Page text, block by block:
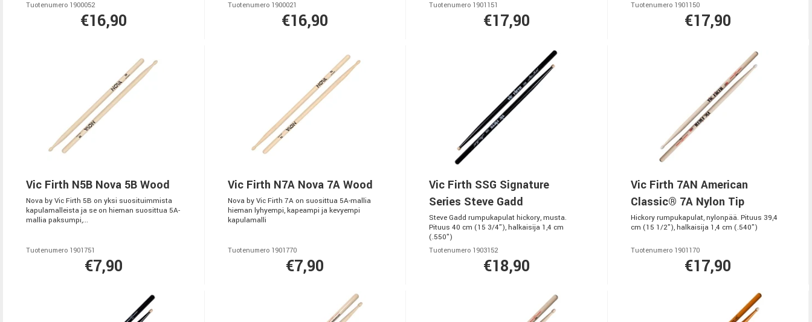
Tuotenumero 1900052
€16,90
Tuotenumero 1900021
€16,90
Tuotenumero 1901151
€17,90
Tuotenumero 1901150
€17,90
Vic Firth N5B Nova 5B Wood
Nova by Vic Firth 5B on yksi suosituimmista
kapulamalleista ja se on hieman suosittua 5A-
mallia paksumpi,...
Tuotenumero 1901751
€7,90
Vic Firth N7A Nova 7A Wood
Nova by Vic Firth 7A on suosittua 5A-mallia
hieman lyhyempi, kapeampi ja kevyempi
kapulamalli
Tuotenumero 1901770
€7,90
Vic Firth SSG Signature
Series Steve Gadd
Steve Gadd rumpukapulat hickory, musta.
Pituus 40 cm (15 3/4"), halkaisija 1,4 cm
(.550")
Tuotenumero 1903152
€18,90
Vic Firth 7AN American
Classic® 7A Nylon Tip
Hickory rumpukapulat, nylonpää. Pituus 39,4
cm (15 1/2"), halkaisija 1,4 cm (.540")
Tuotenumero 1901170
€17,90